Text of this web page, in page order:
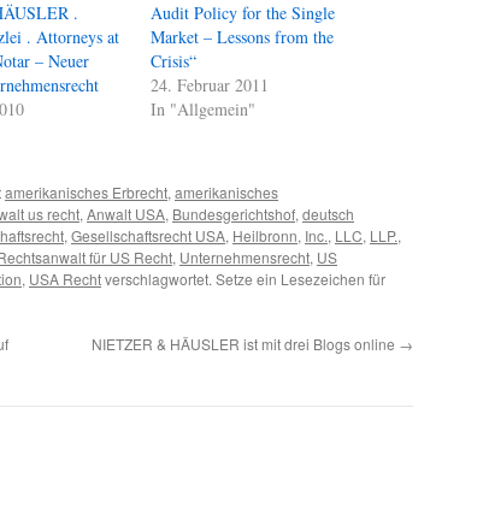
.
. Attorneys at
– Neuer
Audit Policy for the Single
Market – Lessons from the
Crisis“
24. Februar 2011
In "Allgemein"
amerikanisches Erbrecht, amerikanisches
us recht, Anwalt USA, Bundesgerichtshof, deutsch
, Gesellschaftsrecht USA, Heilbronn, Inc., LLC, LLP.,
für US Recht, Unternehmensrecht, US
, USA Rechtverschlagwortet. Setze ein Lesezeichen für
NIETZER & HÄUSLER ist mit drei Blogs online →